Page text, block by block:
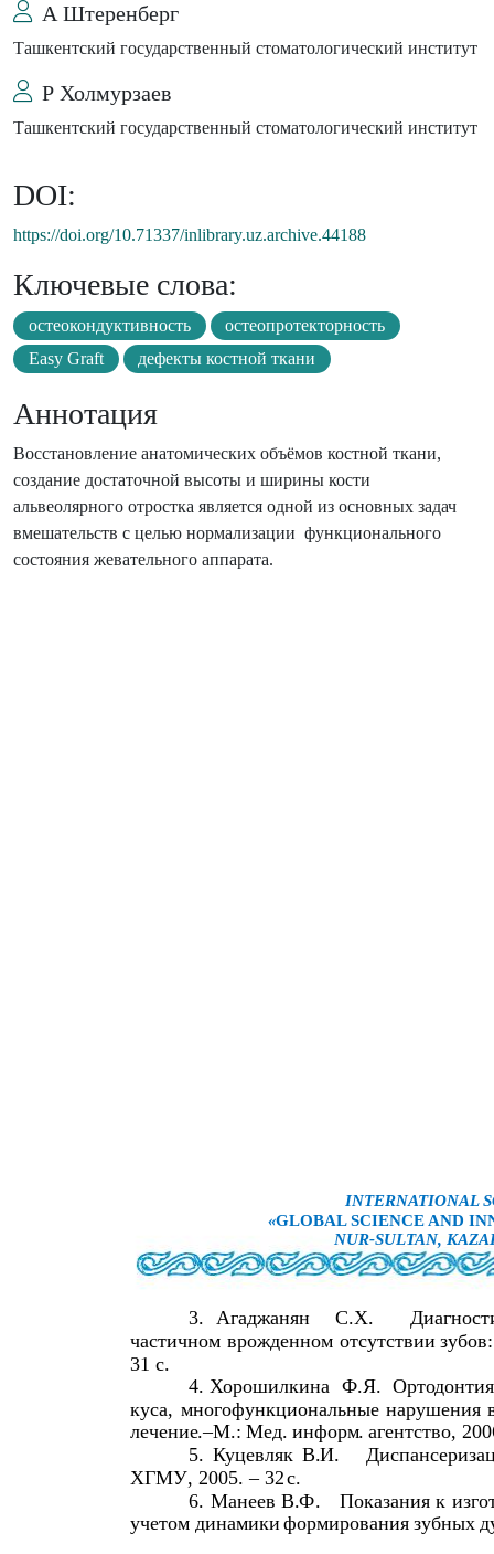
А Штеренберг
Ташкентский государственный стоматологический институт
Р Холмурзаев
Ташкентский государственный стоматологический институт
DOI:
https://doi.org/10.71337/inlibrary.uz.archive.44188
Ключевые слова:
остеокондуктивность
остеопротекторность
Easy Graft
дефекты костной ткани
Аннотация
Восстановление анатомических объёмов костной ткани,
создание достаточной высоты и ширины кости
альвеолярного отростка является одной из основных задач
вмешательств с целью нормализации функционального
состояния жевательного аппарата.
INTERNATIONAL
«GLOBAL SCIENCE AND
NUR-SULTAN,
3. Агаджанян С.Х.
частичном врожденном отсутствии зубов:
31 с.
4. Хорошилкина Ф.Я. Ортодонтия
куса, многофункциональные нарушения
лечение.–М.: Мед. информ. агентство,
5. Куцевляк В.И.
ХГМУ, 2005. – 32с.
6. Манеев В.Ф. Показания к
учетом динамики формирования зубных